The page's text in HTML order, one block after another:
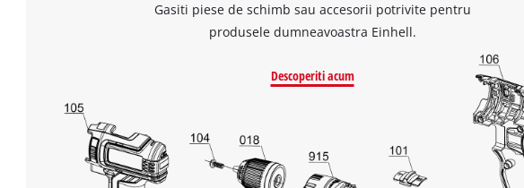
to
visitor.
the
Gasiti piese de schimb sau accesorii potrivite pentru
produsele dumneavoastra Einhell.
Descoperiti acum